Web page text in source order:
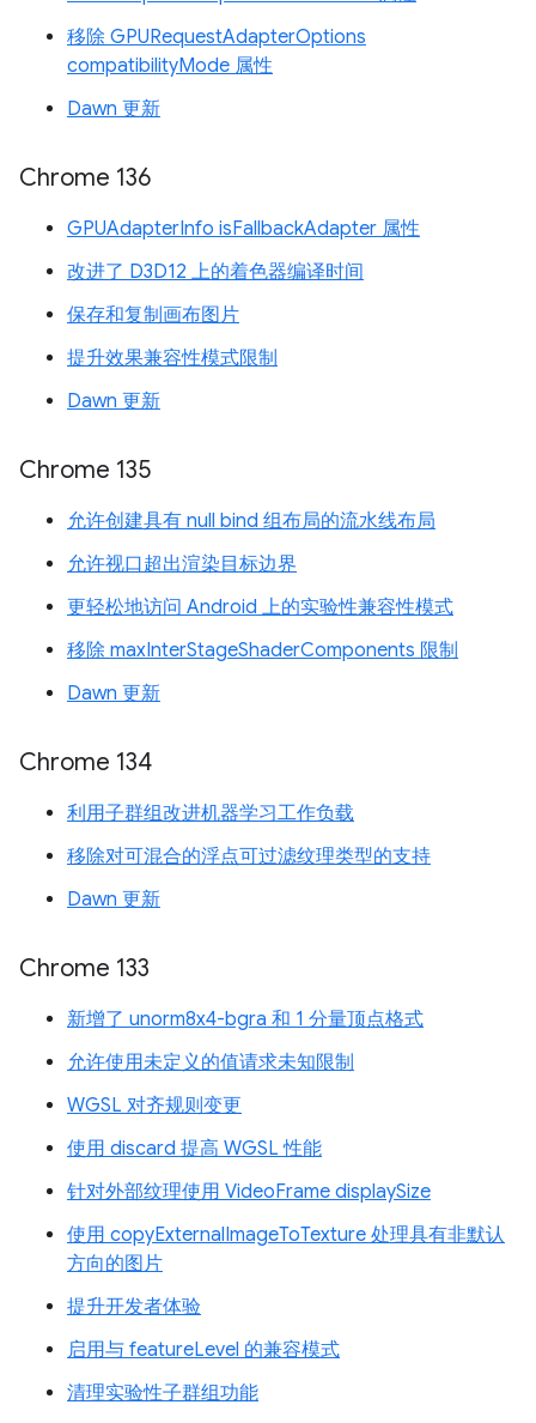
移除 GPURequestAdapterOptions
compatibilityMode 属性
Dawn 更新
Chrome 136
GPUAdapterInfo isFallbackAdapter 属性
改进了 D3D12 上的着色器编译时间
保存和复制画布图片
提升效果兼容性模式限制
Dawn 更新
Chrome 135
允许创建具有 null bind 组布局的流水线布局
允许视口超出渲染目标边界
更轻松地访问 Android 上的实验性兼容性模式
移除 maxInterStageShaderComponents 限制
Dawn 更新
Chrome 134
利用子群组改进机器学习工作负载
移除对可混合的浮点可过滤纹理类型的支持
Dawn 更新
Chrome 133
新增了 unorm8x4-bgra 和 1 分量顶点格式
允许使用未定义的值请求未知限制
WGSL 对齐规则变更
使用 discard 提高 WGSL 性能
针对外部纹理使用 VideoFrame displaySize
使用 copyExternalImageToTexture 处理具有非默认
方向的图片
提升开发者体验
启用与 featureLevel 的兼容模式
清理实验性子群组功能